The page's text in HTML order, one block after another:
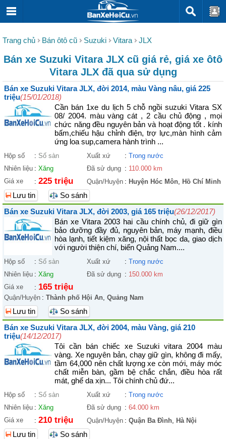
Trang chủ Bán ôtô cũ Suzuki Vitara JLX
Bán xe Suzuki Vitara JLX cũ giá rẻ, giá xe ôtô
Vitara JLX đã qua sử dụng
Bán xe Suzuki Vitara JLX, đời 2014, màu Vàng nâu, giá 225
triệu(15/01/2018)
Cần bán 1xe du lịch 5 chỗ ngồi suzuki Vitara SX
08/ 2004. màu vàng cát , 2 cầu chủ động , mọi
chức năng đều nguyên bản và hoạt động tốt . kính
bấm,chiếu hậu chỉnh điện, trợ lực,màn hình cảm
ứng loa sup,camera hành trình ...
Hộp số : Số sàn Xuất xứ : Trong nước
Nhiên liệu : Xăng Đã sử dụng : 110.000 km
Giá xe
: 225 triệu Quận/Huyện : Huyện Hóc Môn, Hồ Chí Minh
Lưu tin
So sánh
Bán xe Suzuki Vitara JLX, đời 2003, giá 165 triệu(26/12/2017)
Bán xe Vitara 2003 hai cầu chính chủ, đi giữ gìn
bảo dưỡng đầy đủ, nguyên bản, máy mạnh, điều
hòa lạnh, tiết kiệm xăng, nội thất bọc da, giao dịch
với người thiện chí, biển Quảng Nam....
Hộp số : Số sàn Xuất xứ : Trong nước
Nhiên liệu : Xăng Đã sử dụng : 150.000 km
Giá xe
: 165 triệu
Quận/Huyện : Thành phố Hội An, Quảng Nam
Lưu tin
So sánh
Bán xe Suzuki Vitara JLX, đời 2004, màu Vàng, giá 210
triệu(14/12/2017)
Tôi cần bán chiếc xe Suzuki vitara 2004 màu
vàng. Xe nguyên bản, chạy giữ gìn, không đi mấy,
tầm 64,000 nên chất lượng xe còn mới, máy móc
chất miễn bàn, gầm bệ chắc chắn, điều hòa rất
mát, ghế da xịn... Tôi chính chủ đứ...
Hộp số : Số sàn Xuất xứ : Trong nước
Nhiên liệu : Xăng Đã sử dụng : 64.000 km
Giá xe
: 210 triệu Quận/Huyện : Quận Ba Đình, Hà Nội
Lưu tin
So sánh